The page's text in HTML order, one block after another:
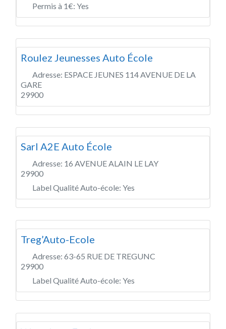
Permis à 1€: Yes
Roulez Jeunesses Auto École
Adresse: ESPACE JEUNES 114 AVENUE DE LA
GARE
29900
Sarl A2E Auto École
Adresse: 16 AVENUE ALAIN LE LAY
29900
Label Qualité Auto-école: Yes
Treg’Auto-Ecole
Adresse: 63-65 RUE DE TREGUNC
29900
Label Qualité Auto-école: Yes